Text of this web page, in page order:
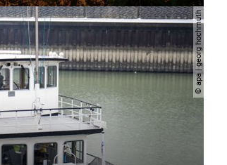
© apa | georg hochmuth